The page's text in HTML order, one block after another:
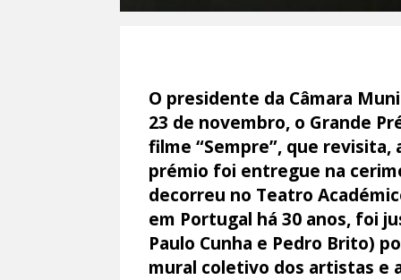
O presidente da Câmara
23 de novembro, o Grande
filme “Sempre”, que revisita,
prémio foi entregue na
decorreu no Teatro
em Portugal há 30 anos, foi
Paulo Cunha e Pedro Brito)
mural coletivo dos artistas e